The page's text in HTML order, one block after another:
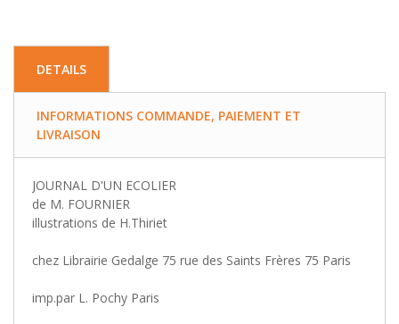
DETAILS
INFORMATIONS COMMANDE, PAIEMENT ET
LIVRAISON
JOURNAL D'UN ECOLIER
de M. FOURNIER
illustrations de H.Thiriet
chez Librairie Gedalge 75 rue des Saints Frères 75 Paris
imp.par L. Pochy Paris